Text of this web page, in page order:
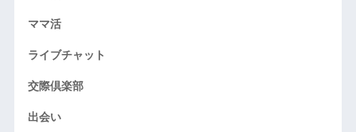
ママ活
ライブチャット
交際倶楽部
出会い